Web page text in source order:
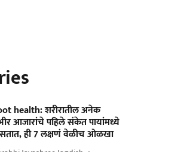
health: शरीरातील अनेक
आजारांचे पहिले संकेत पायांमध्ये
ही 7 लक्षणं वेळीच ओळखा